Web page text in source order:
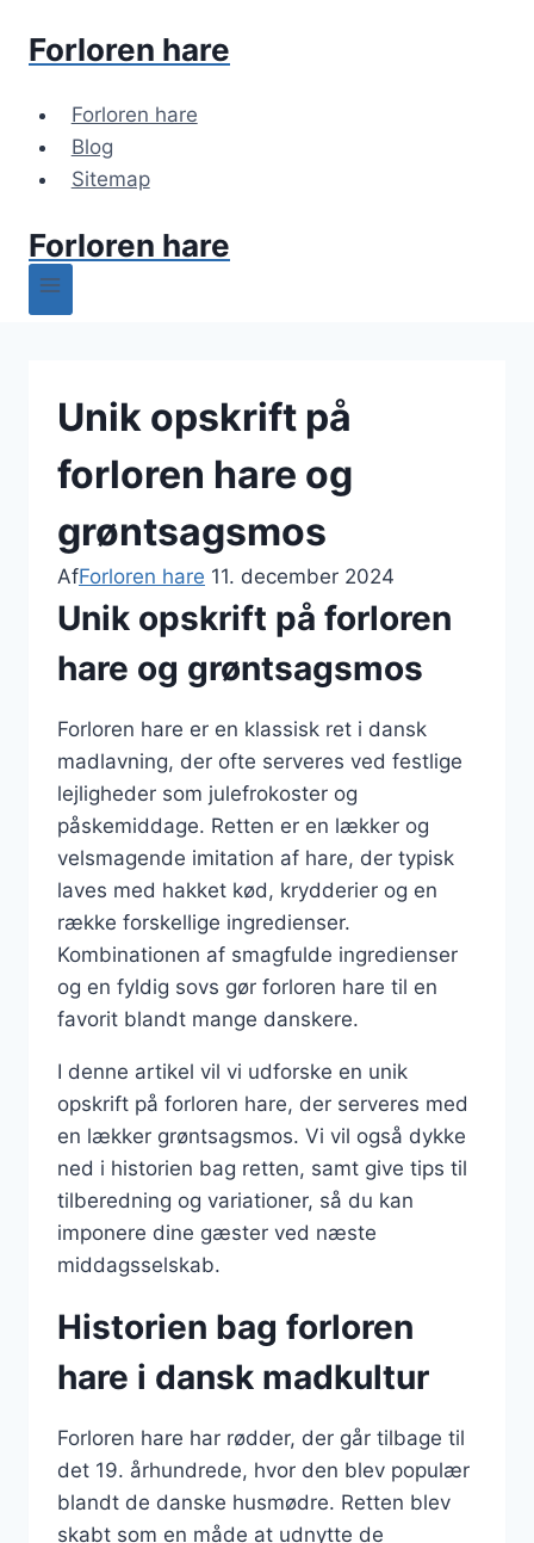
Forloren hare
Forloren hare
Blog
Sitemap
Forloren hare
Unik opskrift på
forloren hare og
grøntsagsmos
AfForloren hare 11. december 2024
Unik opskrift på forloren
hare og grøntsagsmos
Forloren hare er en klassisk ret i dansk
madlavning, der ofte serveres ved festlige
lejligheder som julefrokoster og
påskemiddage. Retten er en lækker og
velsmagende imitation af hare, der typisk
laves med hakket kød, krydderier og en
række forskellige ingredienser.
Kombinationen af smagfulde ingredienser
og en fyldig sovs gør forloren hare til en
favorit blandt mange danskere.
I denne artikel vil vi udforske en unik
opskrift på forloren hare, der serveres med
en lækker grøntsagsmos. Vi vil også dykke
ned i historien bag retten, samt give tips til
tilberedning og variationer, så du kan
imponere dine gæster ved næste
middagsselskab.
Historien bag forloren
hare i dansk madkultur
Forloren hare har rødder, der går tilbage til
det 19. århundrede, hvor den blev populær
blandt de danske husmødre. Retten blev
skabt som en måde at udnytte de